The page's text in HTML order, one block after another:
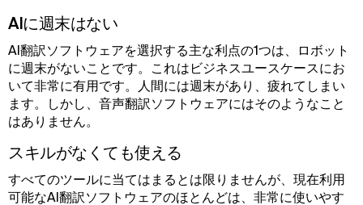
AIに週末はない
AI翻訳ソフトウェアを選択する主な利点の1つは、ロボット
に週末がないことです。これはビジネスユースケースにお
いて非常に有用です。人間には週末があり、疲れてしまい
ます。しかし、音声翻訳ソフトウェアにはそのようなこと
はありません。
スキルがなくても使える
すべてのツールに当てはまるとは限りませんが、現在利用
可能なAI翻訳ソフトウェアのほとんどは、非常に使いやす